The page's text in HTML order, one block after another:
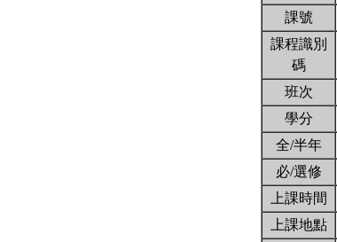
課號
課程識別
碼
班次
學分
全/半年
必/選修
上課時間
上課地點